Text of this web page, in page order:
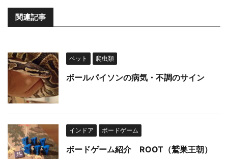
関連記事
ペット 爬虫類
ボールパイソンの病気・不調のサイン
インドア ボードゲーム
ボードゲーム紹介 ROOT（鷲巣王朝）